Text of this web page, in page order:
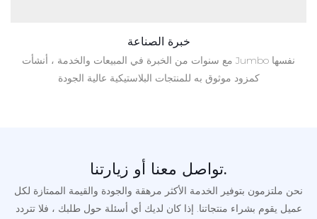
خبرة الصناعة
مع سنوات من الخبرة في المبيعات والخدمة ، أنشأت Jumbo نفسها
كمزود موثوق به للمنتجات البلاستيكية عالية الجودة
تواصل معنا أو زيارتنا.
نحن ملتزمون بتوفير الخدمة الأكثر مرهقة والجودة والقيمة الممتازة لكل
عميل يقوم بشراء منتجاتنا. إذا كان لديك أي أسئلة حول طلبك ، فلا تتردد